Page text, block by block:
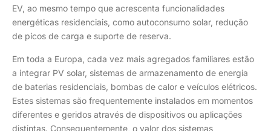
EV, ao mesmo tempo que acrescenta funcionalidades
energéticas residenciais, como autoconsumo solar, redução
de picos de carga e suporte de reserva.
Em toda a Europa, cada vez mais agregados familiares estão
a integrar PV solar, sistemas de armazenamento de energia
de baterias residenciais, bombas de calor e veículos elétricos.
Estes sistemas são frequentemente instalados em momentos
diferentes e geridos através de dispositivos ou aplicações
distintas. Consequentemente, o valor dos sistemas